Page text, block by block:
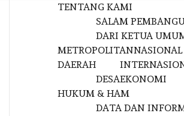
TENTANG KAMI
SALAM
DARI KETUA
METROPOLITANNASIONAL
DAERAH
DESAEKONOMI
HUKUM & HAM
DATA DAN